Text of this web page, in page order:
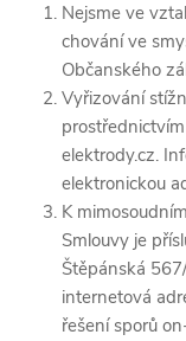
Nejsme ve
chování ve
Občanského
Vyřizování
elektrody.cz.
elektronickou
K
Smlouvy je
Štěpánská
internetová
řešení sporů